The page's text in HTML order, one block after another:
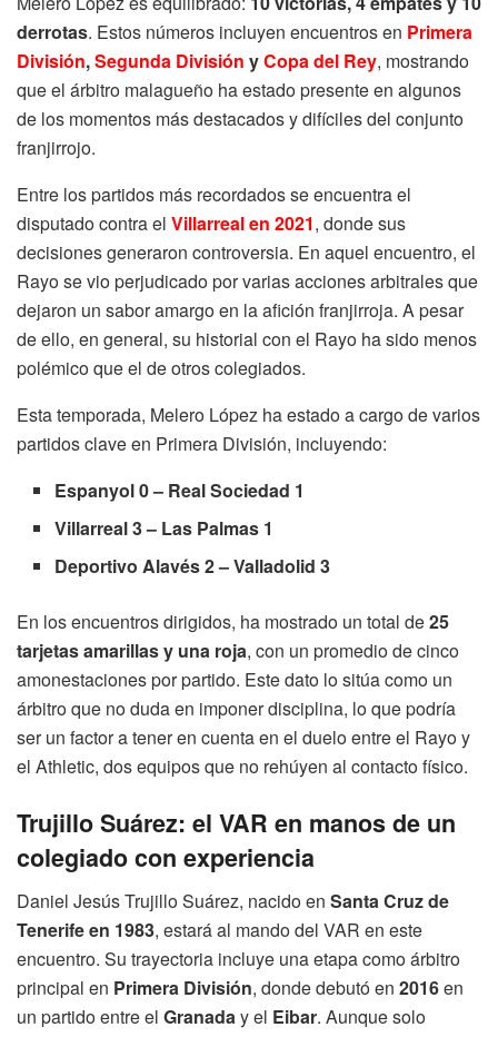
derrotas. Estos números incluyen encuentros en Primera
División,Segunda División yCopa del Rey, mostrando
que el árbitro malagueño ha estado presente en algunos
de los momentos más destacados y difíciles del conjunto
franjirrojo.
Entre los partidos más recordados se encuentra el
disputado contra el Villarreal en 2021, donde sus
decisiones generaron controversia. En aquel encuentro, el
Rayo se vio perjudicado por varias acciones arbitrales que
dejaron un sabor amargo en la afición franjirroja. A pesar
de ello, en general, su historial con el Rayo ha sido menos
polémico que el de otros colegiados.
Esta temporada, Melero López ha estado a cargo de varios
partidos clave en Primera División, incluyendo:
Espanyol 0 – Real Sociedad 1
Villarreal 3 – Las Palmas 1
Deportivo Alavés 2 – Valladolid 3
En los encuentros dirigidos, ha mostrado un total de25
tarjetas amarillas y una roja, con un promedio de cinco
amonestaciones por partido. Este dato lo sitúa como un
árbitro que no duda en imponer disciplina, lo que podría
ser un factor a tener en cuenta en el duelo entre el Rayo y
el Athletic, dos equipos que no rehúyen al contacto físico.
Trujillo Suárez: el VAR en manos de un
colegiado con experiencia
Daniel Jesús Trujillo Suárez, nacido en Santa Cruz de
Tenerife en 1983, estará al mando del VAR en este
encuentro. Su trayectoria incluye una etapa como árbitro
principal en Primera División, donde debutó en 2016en
un partido entre el Granaday el Eibar. Aunque solo